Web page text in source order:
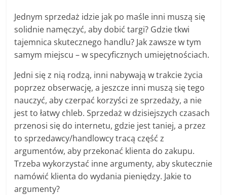
Jednym sprzedaż idzie jak po maśle inni muszą się
solidnie namęczyć, aby dobić targi? Gdzie tkwi
tajemnica skutecznego handlu? Jak zawsze w tym
samym miejscu – w specyficznych umiejętnościach.
Jedni się z nią rodzą, inni nabywają w trakcie życia
poprzez obserwację, a jeszcze inni muszą się tego
nauczyć, aby czerpać korzyści ze sprzedaży, a nie
jest to łatwy chleb. Sprzedaż w dzisiejszych czasach
przenosi się do internetu, gdzie jest taniej, a przez
to sprzedawcy/handlowcy tracą część z
argumentów, aby przekonać klienta do zakupu.
Trzeba wykorzystać inne argumenty, aby skutecznie
namówić klienta do wydania pieniędzy. Jakie to
argumenty?